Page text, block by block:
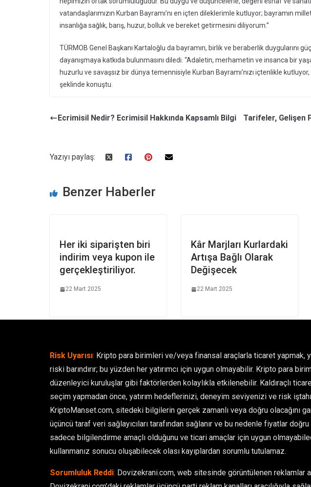
vatandaşlarımızın Kurban Bayramı’nı en içten dileklerimle kutluyor; bayramın
insanlığa sağlık, barış, huzur, bolluk ve bereket getirmesini diliyorum.”
TÜRMOB Genel Başkanı Kartaloğlu da bayramın, birlik ve beraberlik duygularını
dayanışmaya katkıda bulunmasını diledi. “Adaletin, merhametin ve insanca bir
huzurlu ve savaşsız bir dünya temennisiyle Kurban Bayramı’nızı içtenlikle
şeklinde konuştu.
Ecrimisil Nedir? Ecrimisil Hakkında Kapsamlı Bilgi
Tarifeler, Gelişen
Yazıyı paylaş:
Benzer Haberler
Her iki siparişten biri
indirim veya kupon ile
gerçekleştiriliyor.
22 Mart 2025
Kâr Marjları Kurlardaki
Artışa Bağlı Olarak
Değişecek
22 Mart 2025
Risk Uyarısı: Kripto para birimleri ve/veya finansal araçlarla ticaret yapmak,
riski barındırır; bu yüzden her yatırımcı için uygun olmayabilir. Kripto para
düzenleyici kuruluşlar gibi faktörlerden kolaylıkla etkilenebilir. Kaldıraçlı
seçim yapmadan önce, yatırım hedeflerinizi, deneyim seviyenizi ve risk
KriptoManset.com, sitedeki bilgilerin gerçek zamanlı veya doğru olacağını
üçüncü taraf veri sağlayıcıları tarafından sağlanır ve bu nedenle fiyatlar
sadece bilgilendirme amaçlı olduğunu ve ticari amaçlar için uygun
kullanmanız sonucu oluşabilecek olası kayıplardan sorumlu tutulamaz.
Sorumluluk Reddi: Dovizekrani.com, web sitesinde görüntülenen reklamlar